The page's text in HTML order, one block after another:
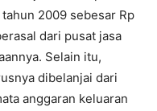
2009 sebesar Rp
dari pusat jasa
Selain itu,
dibelanjai dari
anggaran keluaran